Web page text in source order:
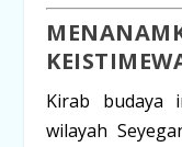
Kirab budaya
wilayah